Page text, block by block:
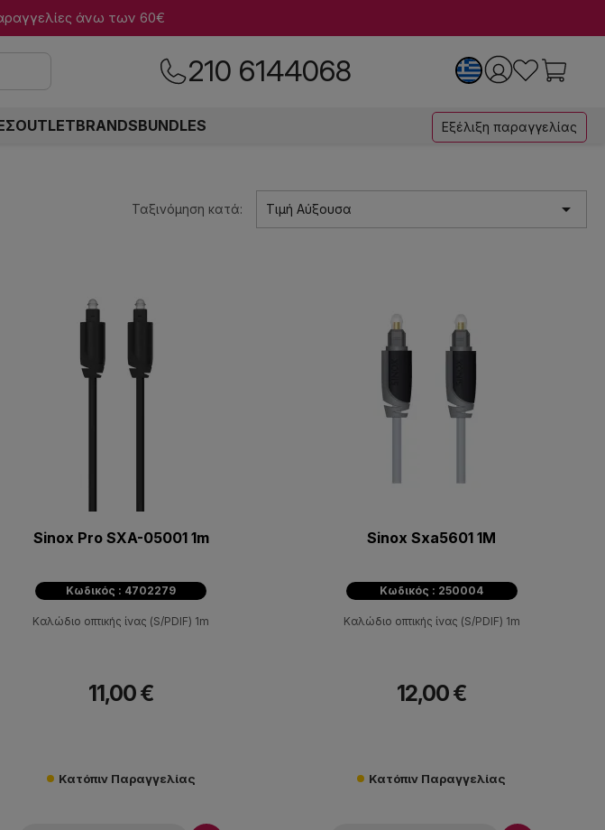
άνω των 60€
210 6144068
OUTLETBRANDSBUNDLES Εξέλιξη παραγγελίας
Ταξινόμηση κατά: Τιμή Αύξουσα 
Sinox Pro SXA-05001 1m
Κωδικός : 4702279
Καλώδιο οπτικής ίνας (S/PDIF) 1m
11,00 €
Κατόπιν Παραγγελίας
Sinox Sxa5601 1M
Κωδικός : 250004
Καλώδιο οπτικής ίνας (S/PDIF) 1m
12,00 €
Κατόπιν Παραγγελίας